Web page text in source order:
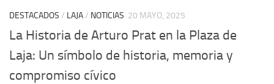
DESTACADOS / LAJA/ NOTICIAS 20 MAYO, 2025
La Historia de Arturo Prat en la Plaza de
Laja: Un símbolo de historia, memoria y
compromiso cívico